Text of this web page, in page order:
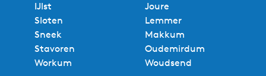
IJlst
Joure
Sloten
Lemmer
Sneek
Makkum
Stavoren
Oudemirdum
Workum
Woudsend